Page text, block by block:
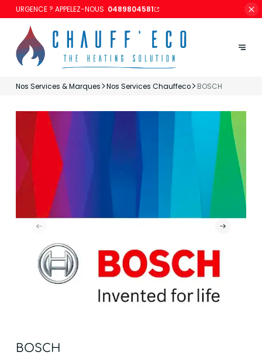
URGENCE ? APPELEZ-NOUS 0489804581
Nos Services & Marques Nos Services Chauffeco BOSCH
BOSCH